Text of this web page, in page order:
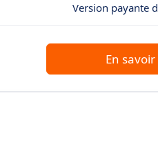
Version payante
En